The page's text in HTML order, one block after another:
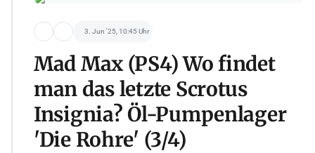
3. Jun '25, 10:45 Uhr
Mad Max (PS4) Wo findet
man das letzte Scrotus
Insignia? Öl-Pumpenlager
'Die Rohre' (3/4)